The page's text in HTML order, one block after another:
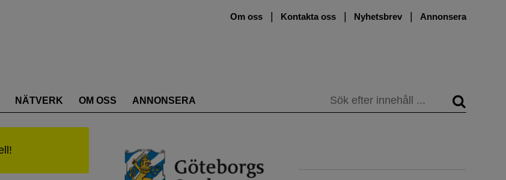
Om oss Kontakta oss Nyhetsbrev Annonsera
NÄTVERK OM OSS ANNONSERA Sök